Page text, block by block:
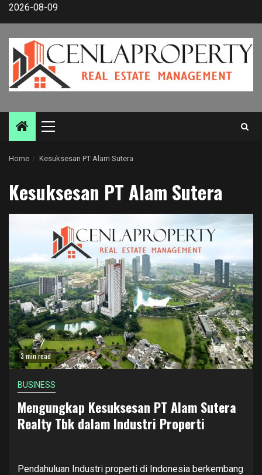
Skip2026-08-09
Primary
Home Kesuksesan PT Alam Sutera
Kesuksesan PT Alam Sutera
3 min read
BUSINESS
Mengungkap Kesuksesan PT Alam Sutera
Realty Tbk dalam Industri Properti
Pendahuluan Industri properti di Indonesia berkembang